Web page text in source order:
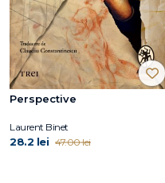
Perspective
Laurent Binet
28.2 lei 47.00 lei